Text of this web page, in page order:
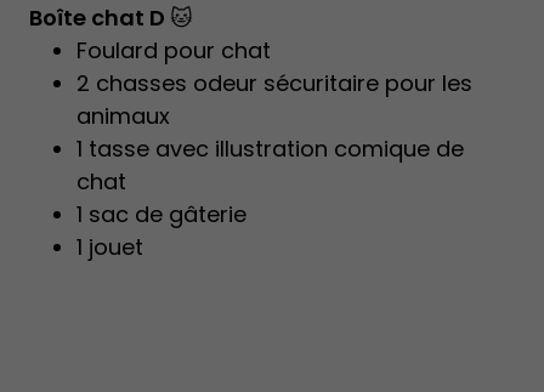
Boîte chat D 🐱
Foulard pour chat
2 chasses odeur sécuritaire pour les
animaux
1 tasse avec illustration comique de
chat
1 sac de gâterie
1 jouet